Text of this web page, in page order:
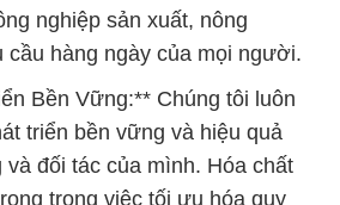
nghiệp sản xuất, nông
cầu hàng ngày của mọi người.
Bền Vững:** Chúng tôi luôn
triển bền vững và hiệu quả
và đối tác của mình. Hóa chất
trong việc tối ưu hóa quy